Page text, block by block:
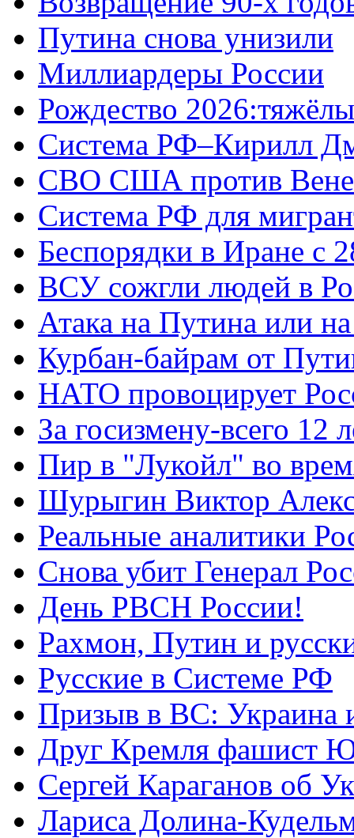
Путина снова унизили
Миллиардеры России
Рождество
Система РФ–Кирилл
СВО США против
Система РФ для
Беспорядки в Иране с
ВСУ сожгли людей в
Атака на Путина или
Курбан-байрам от
НАТО провоцирует
За госизмену-всего 12
Пир в "Лукойл" во
Шурыгин Виктор
Реальные аналитики
Снова убит Генерал
День РВСН России!
Рахмон, Путин и
Русские в Системе РФ
Призыв в ВС: Украина
Друг Кремля фашист
Сергей Караганов об
Лариса Долина-